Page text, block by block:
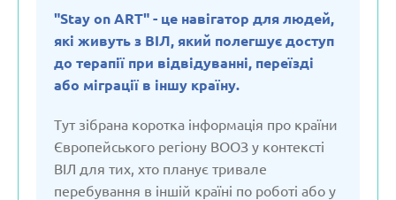
"Stay on ART" - це навігатор для людей,
які живуть з ВІЛ, який полегшує доступ
до терапії при відвідуванні, переїзді
або міграції в іншу країну.
Тут зібрана коротка інформація про країни
Європейського регіону ВООЗ у контексті
ВІЛ для тих, хто планує тривале
перебування в іншій країні по роботі або у
Білорусь
Грузія